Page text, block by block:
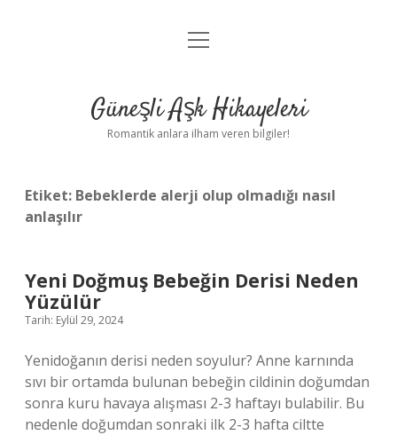
Anasayfa
Yasal Uyarı
menüyü
Güneşli Aşk Hikayeleri
Romantik anlara ilham veren bilgiler!
Etiket: Bebeklerde alerji olup olmadığı nasıl
anlaşılır
Yeni Doğmuş Bebeğin Derisi Neden
Yüzülür
Tarih: Eylül 29, 2024
Yenidoğanın derisi neden soyulur? Anne karnında
sıvı bir ortamda bulunan bebeğin cildinin doğumdan
sonra kuru havaya alışması 2-3 haftayı bulabilir. Bu
nedenle doğumdan sonraki ilk 2-3 hafta ciltte